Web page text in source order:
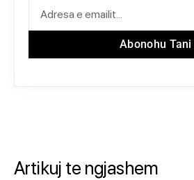
Abonohu Tani
Artikuj te ngjashem